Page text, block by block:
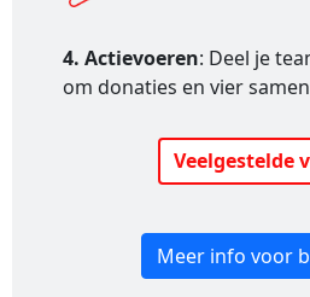
4. Actievoeren: Deel je
om donaties en vier
Veelgestelde
Meer info voor